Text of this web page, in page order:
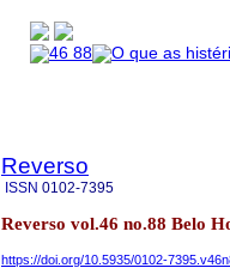
Reverso
ISSN 0102-7395
Reverso vol.46 no.88 Belo
https://doi.org/10.5935/0102-